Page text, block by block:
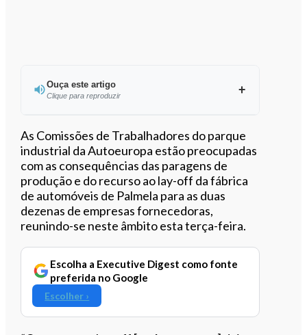
Ouça este artigo
Clique para reproduzir
Ouvir este artigo
As Comissões de Trabalhadores do parque
industrial da Autoeuropa estão preocupadas
com as consequências das paragens de
produção e do recurso ao lay-off da fábrica
de automóveis de Palmela para as duas
dezenas de empresas fornecedoras,
reunindo-se neste âmbito esta terça-feira.
Escolha a Executive Digest como fonte
preferida no Google
Escolher ›